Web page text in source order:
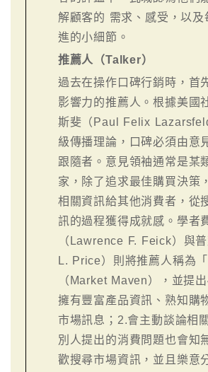
解顧客的 需求、感受，以及
進的小細節。
推薦人（Talker）
過去在操作口碑行銷時，首
影響力的推薦人。根據美國
斯斐（Paul Felix
級傳播理論，口碑必須由意
跟隨者。意見領袖通常是某
家，除了追求最佳購買決策
相關資訊給其他消費者，從
訊的過程獲得成就感。學者
（Lawrence F. Feick）與
L. Price）則將推薦人稱為「
（Market Maven），並提
擁有豐富產品資訊、熟知購
市場訊息；2.會主動談論相
別人提出的消費問題也會知
歡搜尋市場資訊，並且樂意